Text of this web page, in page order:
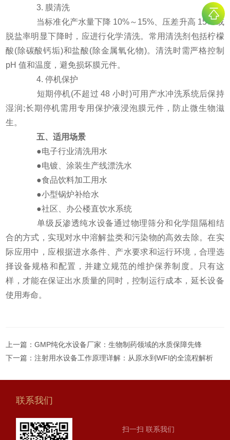
3. 膜清洗
当标准化产水量下降 10%～15%、压差升高 15% 或
脱盐率明显下降时，应进行化学清洗。常用清洗剂包括柠檬
酸(除碳酸钙垢)和盐酸(除金属氧化物)。清洗时需严格控制
pH 值和温度，避免损坏膜元件。
4. 停机保护
短期停机(不超过 48 小时)可用产水冲洗系统后保持
湿润;长期停机需用专用保护液浸泡膜元件，防止微生物滋
生。
五、适用场景
●电子行业清洗用水
●电镀、涂装生产线漂洗水
●食品饮料加工用水
●小型锅炉补给水
●社区、办公楼直饮水系统
单级反渗透纯水设备通过物理筛分和化学阻隔相结
合的方式，实现对水中溶解盐类和污染物的高效去除。在实
际应用中，应根据进水条件、产水要求和运行环境，合理选
择设备规格和配置，并建立规范的维护保养制度。只有这
样，才能在保证出水质量的同时，控制运行成本，延长设备
使用寿命。
上一篇：GMP纯化水设备厂家：生物制药领域的水质保障先锋
下一篇：注射用水设备工作原理详解：从原水到WFI的全流程解析
联系我们
扫一扫 联系我们